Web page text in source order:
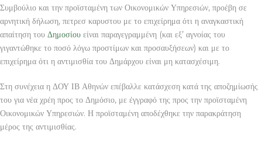
Συμβούλιο και την προϊσταμένη των Οικονομικών Υπηρεσιών, προέβη σε
αρνητική δήλωση, πετρεσ καρυστου με το επιχείρημα ότι η αναγκαστική
απαίτηση του Δημοσίου είναι παραγεγραμμένη (και εξ’ αγνοίας του
γιγαντώθηκε το ποσό λόγω προστίμων και προσαυξήσεων) και με το
επιχείρημα ότι η αντιμισθία του Δημάρχου είναι μη κατασχέσιμη.
Στη συνέχεια η ΔΟΥ ΙΒ Αθηνών επέβαλλε κατάσχεση κατά της αποζημίωσής
του για νέα χρέη προς το Δημόσιο, με έγγραφό της προς την προϊσταμένη
Οικονομικών Υπηρεσιών. Η προϊσταμένη αποδέχθηκε την παρακράτηση
μέρος της αντιμισθίας.